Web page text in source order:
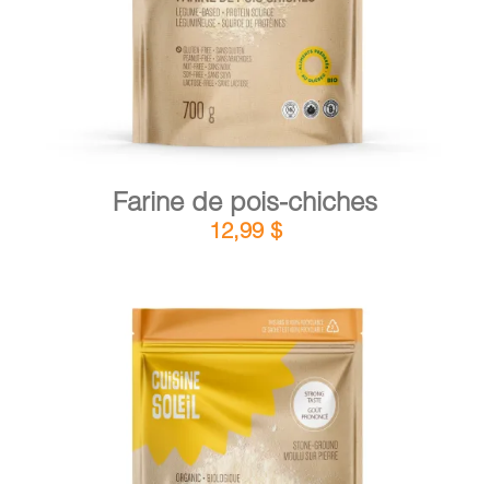
Farine de pois-chiches
12,99 $